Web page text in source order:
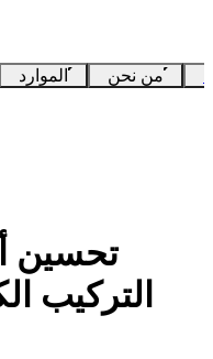
الموارد من نحن
تحسين
التركيب